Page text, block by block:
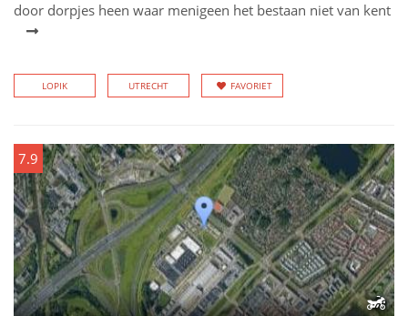
door dorpjes heen waar menigeen het bestaan niet van kent
LOPIK UTRECHT FAVORIET
7.9